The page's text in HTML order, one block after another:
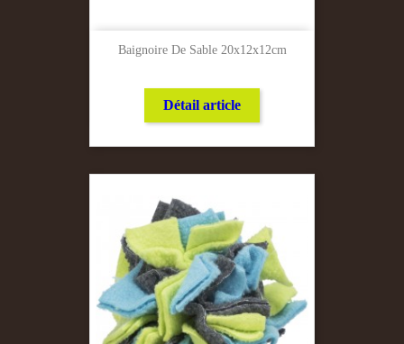
Baignoire De Sable 20x12x12cm
Détail article